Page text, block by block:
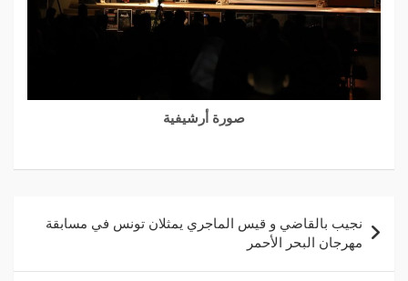
صورة أرشيفية
نجيب بالقاضي و قيس الماجري يمثلان تونس في مسابقة
مهرجان البحر الأحمر